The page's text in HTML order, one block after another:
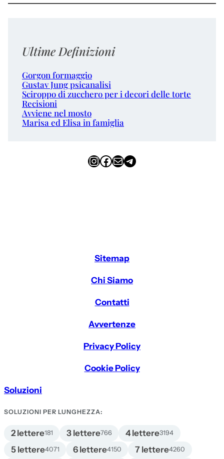
Ultime Definizioni
Gorgon formaggio
Gustav Jung psicanalisi
Sciroppo di zucchero per i decori delle torte
Recisioni
Avviene nel mosto
Marisa ed Elisa in famiglia
InstagramFacebook Email Telegram
Sitemap
Chi Siamo
Contatti
Avvertenze
Privacy Policy
Cookie Policy
Soluzioni
SOLUZIONI PER LUNGHEZZA:
2 lettere181 3 lettere766 4 lettere3194
5 lettere4071 6 lettere4150 7 lettere4260